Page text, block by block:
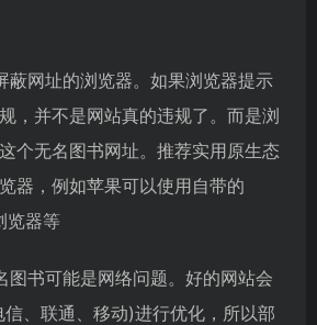
蔽网址的浏览器。如果浏览器提示
，并不是网站真的违规了。而是浏
个无名图书网址。推荐实用原生态
器，例如苹果可以使用自带的
览器等
图书可能是网络问题。好的网站会
、联通、移动)进行优化，所以部